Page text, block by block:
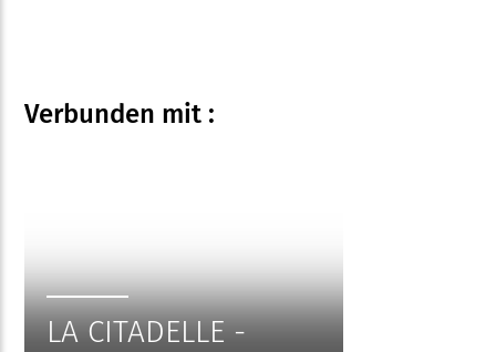
Verbunden mit :
LA CITADELLE -